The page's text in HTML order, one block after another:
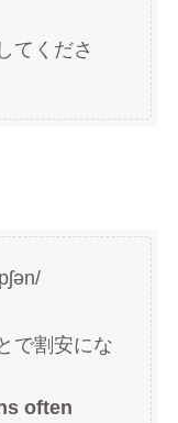
てくださ
で割安にな
often